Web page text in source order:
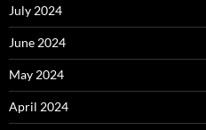
July 2024
June 2024
May 2024
April 2024